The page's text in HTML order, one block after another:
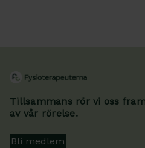
Tillsammans rör vi oss
av vår rörelse.
Bli medlem